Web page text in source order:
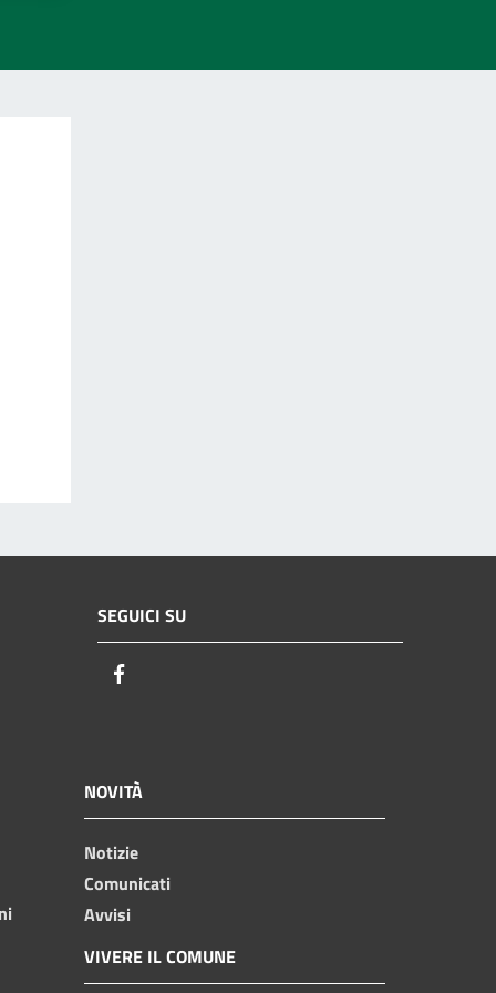
SEGUICI SU
NOVITÀ
Notizie
Comunicati
Avvisi
VIVERE IL COMUNE